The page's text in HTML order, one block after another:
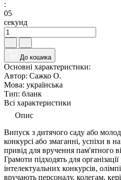
:
04
секунд
До кошика
Основні характеристики:
Автор: Сажко О.
Мова: українська
Тип: бланк
Всі характеристики
Опис
Випуск з дитячого саду або
конкурсі або змаганні, успіхи в
привід для вручення пам'ятного
Грамоти підходять для
інтелектуальних конкурсів,
вручають персоналу, колегам,